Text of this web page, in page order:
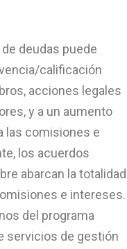
deudas puede
calificación
acciones legales
y a un aumento
las comisiones e
los acuerdos
abarcan la totalidad
e intereses.
del programa
servicios de gestión